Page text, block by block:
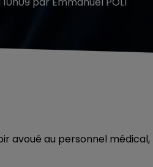
avoué au personnel médical,